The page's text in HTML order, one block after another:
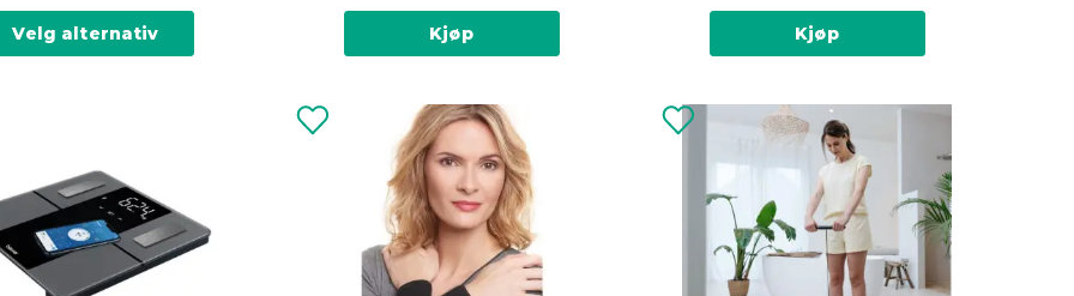
Velg alternativ Kjøp Kjøp